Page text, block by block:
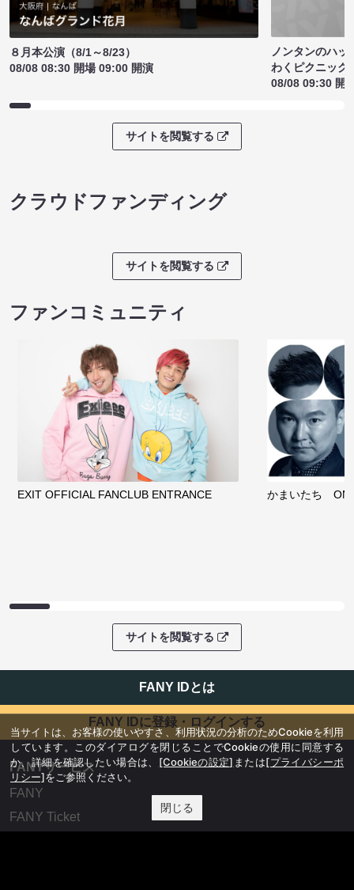
８月本公演（8/1～8/23）
08/08 08:30 開場 09:00 開演
ノンタンのハッ
わくピクニック
08/08 09:30 開
サイトを閲覧する
クラウドファンディング
サイトを閲覧する
ファンコミュニティ
EXIT OFFICIAL FANCLUB ENTRANCE かまいたち
サイトを閲覧する
FANY IDとは
FANY IDに登録・ログインする
FANYサービス
FANY
FANY Ticket
当サイトは、お客様の使いやすさ、利用状況の分析のためCookieを利用
しています。このダイアログを閉じることでCookieの使用に同意する
か、詳細を確認したい場合は、 [Cookieの設定] または[プライバシーポ
リシー]をご参照ください。
閉じる